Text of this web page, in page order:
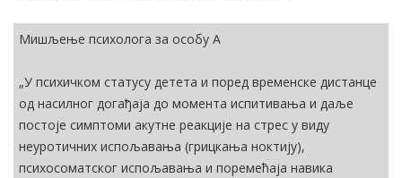
Мишљење психолога за особу А
„У психичком статусу детета и поред временске дистанце
од насилног догађаја до момента испитивања и даље
постоје симптоми акутне реакције на стрес у виду
неуротичних испољавања (грицкања ноктију),
психосоматског испољавања и поремећаја навика